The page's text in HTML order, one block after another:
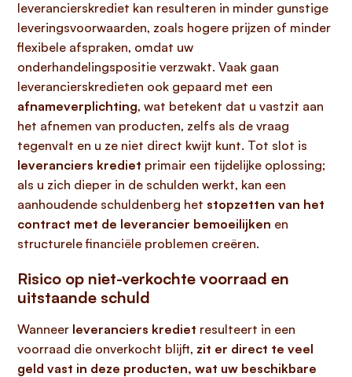
leverancierskrediet kan resulteren in minder gunstige
leveringsvoorwaarden, zoals hogere prijzen of minder
flexibele afspraken, omdat uw
onderhandelingspositie verzwakt. Vaak gaan
leverancierskredieten ook gepaard met een
afnameverplichting, wat betekent dat u vastzit aan
het afnemen van producten, zelfs als de vraag
tegenvalt en u ze niet direct kwijt kunt. Tot slot is
leveranciers krediet primair een tijdelijke oplossing;
als u zich dieper in de schulden werkt, kan een
aanhoudende schuldenberg het stopzetten van het
contract met de leverancier bemoeilijken en
structurele financiële problemen creëren.
Risico op niet-verkochte voorraad en
uitstaande schuld
Wanneer leveranciers krediet resulteert in een
voorraad die onverkocht blijft, zit er direct te veel
geld vast in deze producten, wat uw beschikbare